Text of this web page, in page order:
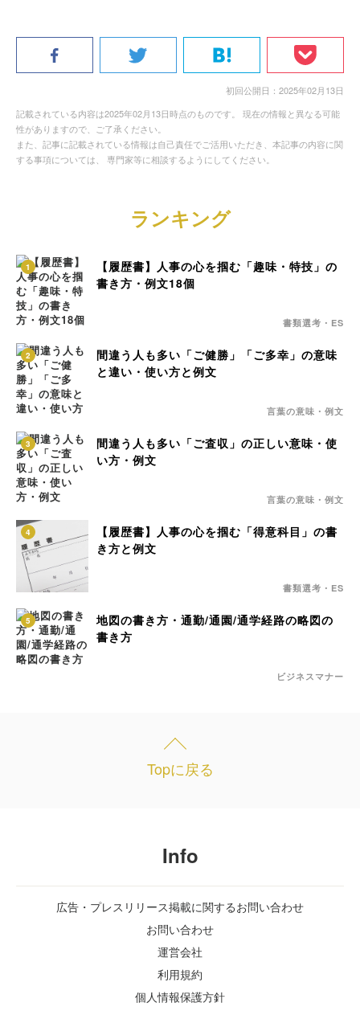
初回公開日：2025年02月13日
記載されている内容は2025年02月13日時点のものです。 現在の情報と異なる可能
性がありますので、ご了承ください。
また、記事に記載されている情報は自己責任でご活用いただき、本記事の内容に関
する事項については、 専門家等に相談するようにしてください。
ランキング
1
【履歴書】人事の心を掴む「趣味・特技」の
書き方・例文18個
書類選考・ES
2
間違う人も多い「ご健勝」「ご多幸」の意味
と違い・使い方と例文
言葉の意味・例文
3
間違う人も多い「ご査収」の正しい意味・使
い方・例文
言葉の意味・例文
4
【履歴書】人事の心を掴む「得意科目」の書
き方と例文
書類選考・ES
5
地図の書き方・通勤/通園/通学経路の略図の
書き方
ビジネスマナー
Topに戻る
Info
広告・プレスリリース掲載に関するお問い合わせ
お問い合わせ
運営会社
利用規約
個人情報保護方針